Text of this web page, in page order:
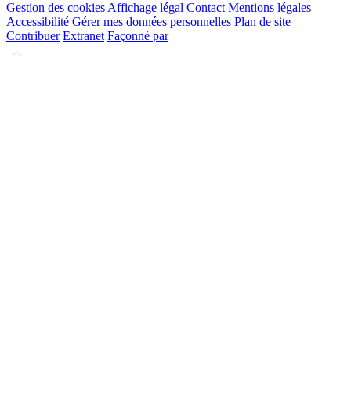
Gestion des cookies Affichage légal Contact Mentions légales
Accessibilité Gérer mes données personnelles Plan de site
Contribuer Extranet Façonné par